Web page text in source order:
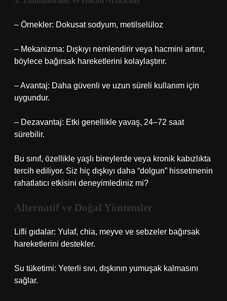
– Örnekler: Dokusat sodyum, metilselüloz
– Mekanizma: Dışkıyı nemlendirir veya hacmini artırır,
böylece bağırsak hareketlerini kolaylaştırır.
– Avantaj: Daha güvenli ve uzun süreli kullanım için
uygundur.
– Dezavantaj: Etki genellikle yavaş, 24–72 saat
sürebilir.
Bu sınıf, özellikle yaşlı bireylerde veya kronik kabızlıkta
tercih ediliyor. Siz hiç dışkıyı daha “dolgun” hissetmenin
rahatlatıcı etkisini deneyimlediniz mi?
Alternatif ve Doğal Yöntemler
Lifli gıdalar: Yulaf, chia, meyve ve sebzeler bağırsak
hareketlerini destekler.
Su tüketimi: Yeterli sıvı, dışkının yumuşak kalmasını
sağlar.